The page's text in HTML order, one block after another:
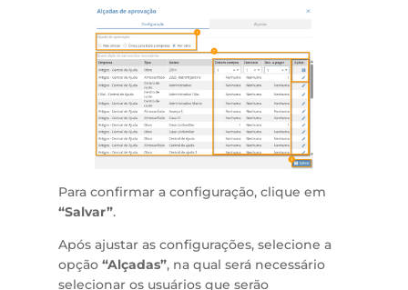
Para confirmar a configuração, clique em
“Salvar”.
Após ajustar as configurações, selecione a
opção “Alçadas”, na qual será necessário
selecionar os usuários que serão